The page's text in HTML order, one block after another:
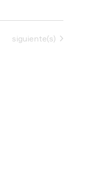
Eventos
siguiente(s)